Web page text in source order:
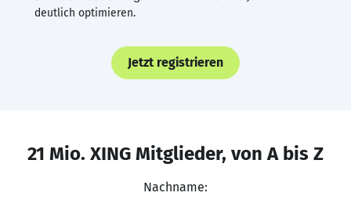
deutlich optimieren.
Jetzt registrieren
21 Mio. XING Mitglieder, von A bis Z
Nachname: